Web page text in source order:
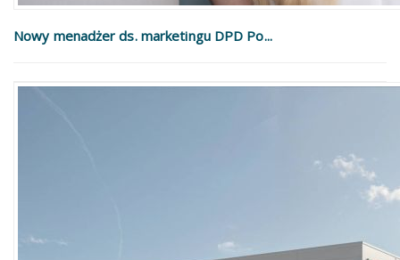
Nowy menadżer ds. marketingu DPD Po...